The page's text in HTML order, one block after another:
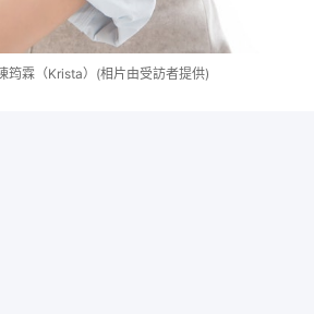
筠霖（Krista）(相片由受訪者提供)